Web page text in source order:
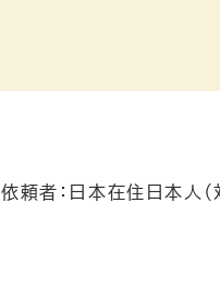
依頼者：日本在住日本人（